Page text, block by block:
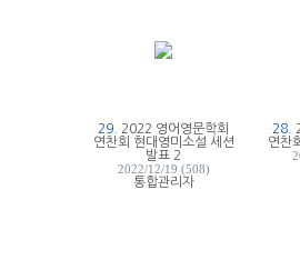
29.
2022 영어영문학회
연찬회 현대영미소설 세션
발표 2
2022/12/19 (508)
통합관리자
28.
연찬